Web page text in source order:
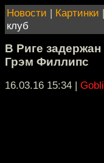
Новости | Картинки |
клуб
В Риге
Грэм Филлипс
16.03.16 15:34 |